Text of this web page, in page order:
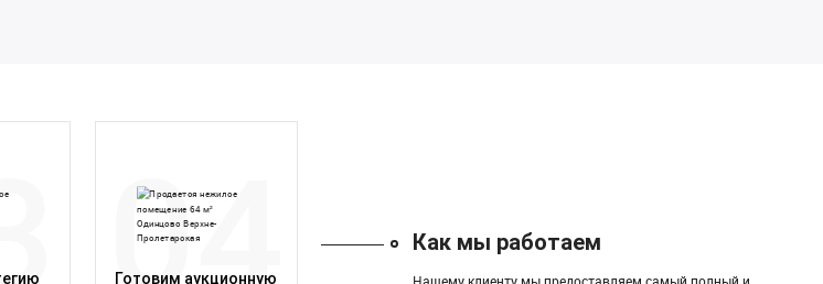
Готовим аукционную
Как мы работаем
Нашему клиенту мы предоставляем самый полный и